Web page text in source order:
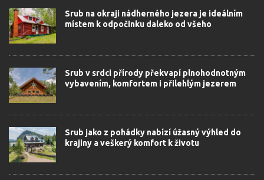
Srub na okraji nádherného jezera je ideálním
místem k odpočinku daleko od všeho
Srub v srdci přírody překvapí plnohodnotným
vybavením, komfortem i přilehlým jezerem
Srub jako z pohádky nabízí úžasný výhled do
krajiny a veškerý komfort k životu